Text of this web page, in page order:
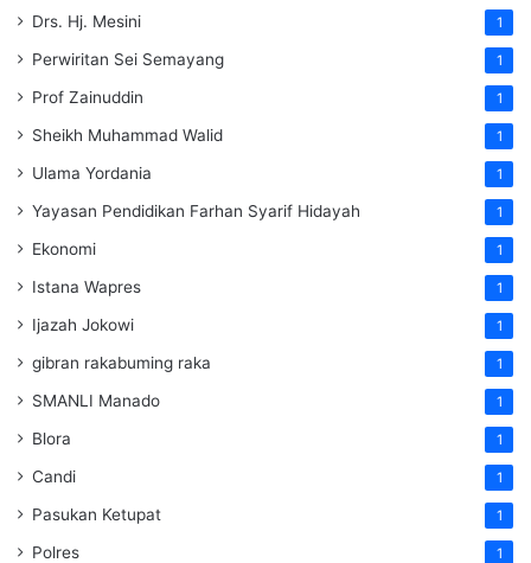
Drs. Hj. Mesini 1
Perwiritan Sei Semayang 1
Prof Zainuddin 1
Sheikh Muhammad Walid 1
Ulama Yordania 1
Yayasan Pendidikan Farhan Syarif Hidayah 1
Ekonomi 1
Istana Wapres 1
Ijazah Jokowi 1
gibran rakabuming raka 1
SMANLI Manado 1
Blora 1
Candi 1
Pasukan Ketupat 1
Polres 1